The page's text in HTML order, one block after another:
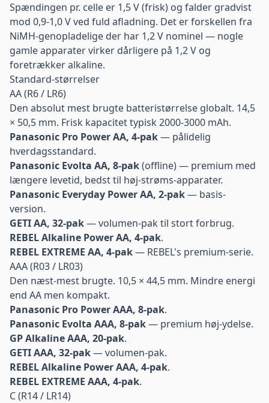
Spændingen pr. celle er 1,5 V (frisk) og falder gradvist
mod 0,9-1,0 V ved fuld afladning. Det er forskellen fra
NiMH-genopladelige der har 1,2 V nominel — nogle
gamle apparater virker dårligere på 1,2 V og
foretrækker alkaline.
Standard-størrelser
AA (R6 / LR6)
Den absolut mest brugte batteristørrelse globalt. 14,5
× 50,5 mm. Frisk kapacitet typisk 2000-3000 mAh.
Panasonic Pro Power AA, 4-pak— pålidelig
hverdagsstandard.
Panasonic Evolta AA, 8-pak(offline) — premium med
længere levetid, bedst til høj-strøms-apparater.
Panasonic Everyday Power AA, 2-pak— basis-
version.
GETI AA, 32-pak— volumen-pak til stort forbrug.
REBEL Alkaline Power AA, 4-pak.
REBEL EXTREME AA, 4-pak— REBEL's premium-serie.
AAA (R03 / LR03)
Den næst-mest brugte. 10,5 × 44,5 mm. Mindre energi
end AA men kompakt.
Panasonic Pro Power AAA, 8-pak.
Panasonic Evolta AAA, 8-pak— premium høj-ydelse.
GP Alkaline AAA, 20-pak.
GETI AAA, 32-pak— volumen-pak.
REBEL Alkaline Power AAA, 4-pak.
REBEL EXTREME AAA, 4-pak.
C (R14 / LR14)